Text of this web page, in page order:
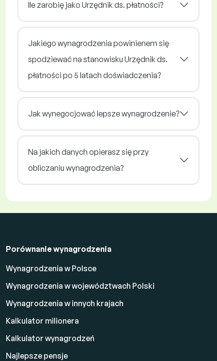
Ile zarobię jako Urzędnik ds. płatności?
Jakiego wynagrodzenia powinienem się
spodziewać na stanowisku Urzędnik ds.
płatności po 5 latach doświadczenia?
Jak wynegocjować lepsze wynagrodzenie?
Na jakich danych opierasz się przy
obliczaniu wynagrodzenia?
Porównanie wynagrodzenia
Wynagrodzenia w Polsce
Wynagrodzenia w województwach Polski
Wynagrodzenia w innych krajach
Kalkulator milionera
Kalkulator wynagrodzeń
Najlepsze pensje